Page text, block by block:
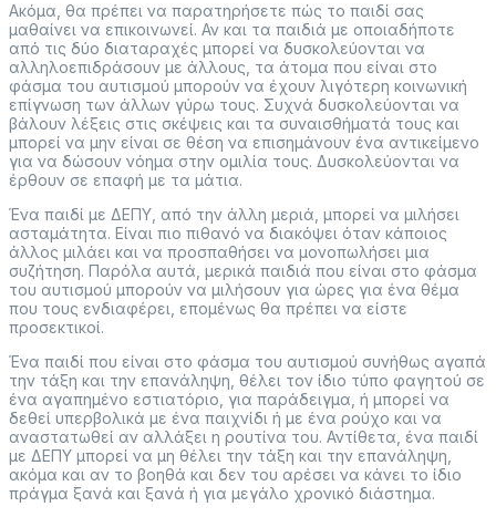
Ακόμα, θα πρέπει να παρατηρήσετε πώς το παιδί σας
μαθαίνει να επικοινωνεί. Αν και τα παιδιά με οποιαδήποτε
από τις δύο διαταραχές μπορεί να δυσκολεύονται να
αλληλοεπιδράσουν με άλλους, τα άτομα που είναι στο
φάσμα του αυτισμού μπορούν να έχουν λιγότερη κοινωνική
επίγνωση των άλλων γύρω τους. Συχνά δυσκολεύονται να
βάλουν λέξεις στις σκέψεις και τα συναισθήματά τους και
μπορεί να μην είναι σε θέση να επισημάνουν ένα αντικείμενο
για να δώσουν νόημα στην ομιλία τους. Δυσκολεύονται να
έρθουν σε επαφή με τα μάτια.
Ένα παιδί με ΔΕΠΥ, από την άλλη μεριά, μπορεί να μιλήσει
ασταμάτητα. Είναι πιο πιθανό να διακόψει όταν κάποιος
άλλος μιλάει και να προσπαθήσει να μονοπωλήσει μια
συζήτηση. Παρόλα αυτά, μερικά παιδιά που είναι στο φάσμα
του αυτισμού μπορούν να μιλήσουν για ώρες για ένα θέμα
που τους ενδιαφέρει, επομένως θα πρέπει να είστε
προσεκτικοί.
Ένα παιδί που είναι στο φάσμα του αυτισμού συνήθως αγαπά
την τάξη και την επανάληψη, θέλει τον ίδιο τύπο φαγητού σε
ένα αγαπημένο εστιατόριο, για παράδειγμα, ή μπορεί να
δεθεί υπερβολικά με ένα παιχνίδι ή με ένα ρούχο και να
αναστατωθεί αν αλλάξει η ρουτίνα του. Αντίθετα, ένα παιδί
με ΔΕΠΥ μπορεί να μη θέλει την τάξη και την επανάληψη,
ακόμα και αν το βοηθά και δεν του αρέσει να κάνει το ίδιο
πράγμα ξανά και ξανά ή για μεγάλο χρονικό διάστημα.